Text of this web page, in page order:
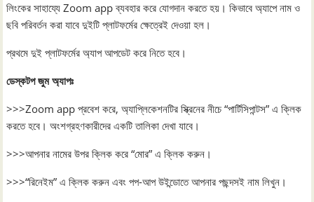
লিংকের সাহায্যে Zoom app ব্যবহার করে যোগদান করতে হয়। কিভাবে অ্যাপে নাম ও
ছবি পরিবর্তন করা যাবে দুইটি প্লাটফর্মের ক্ষেত্রেই দেওয়া হল।
প্রথমে দুই প্লাটফর্মের অ্যাপ আপডেট করে নিতে হবে।
ডেস্কটপ জুম অ্যাপঃ
>>>Zoom app প্রবেশ করে, অ্যাপ্লিকেশনটির স্ক্রিনের নীচে “পার্টিসিপান্টস” এ ক্লিক
করতে হবে। অংশগ্রহণকারীদের একটি তালিকা দেখা যাবে।
>>>আপনার নামের উপর ক্লিক করে “মোর” এ ক্লিক করুন।
>>>“রিনেইম” এ ক্লিক করুন এবং পপ-আপ উইন্ডোতে আপনার পছন্দসই নাম লিখুন।